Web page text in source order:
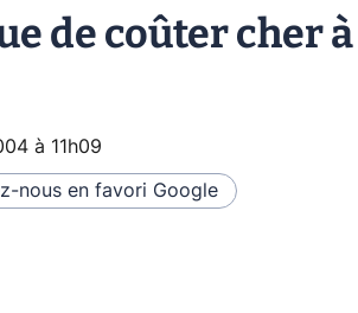
de coûter cher
à 11h09
nous en favori Google